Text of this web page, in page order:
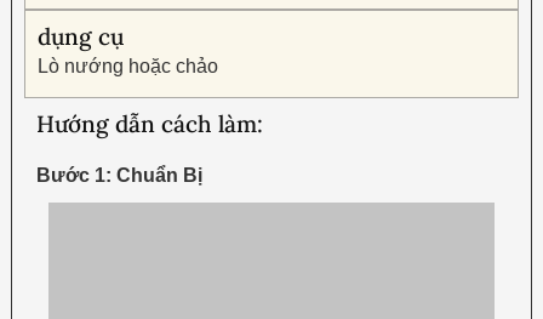
dụng cụ
Lò nướng hoặc chảo
Hướng dẫn cách làm:
Bước 1: Chuẩn Bị